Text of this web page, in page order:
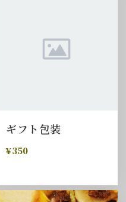
ギフト包装
¥350